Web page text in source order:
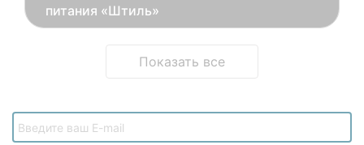
питания «Штиль»
Показать все